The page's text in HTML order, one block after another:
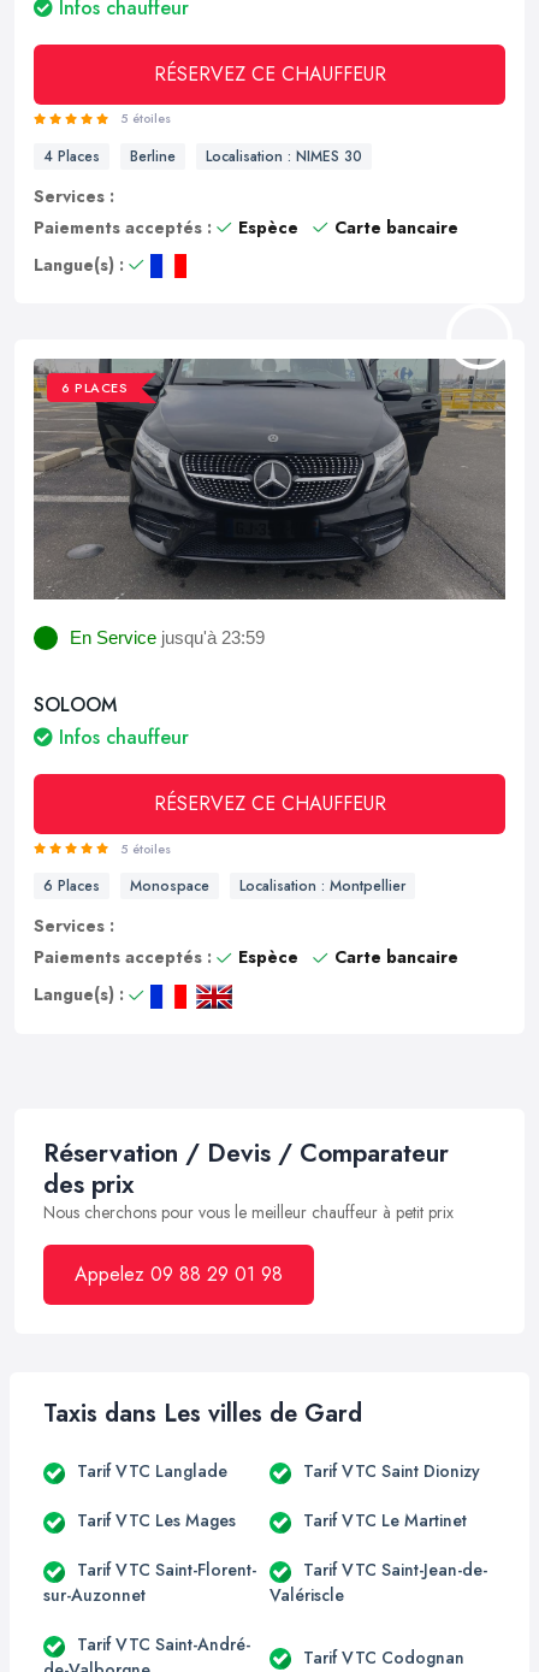
Infos chauffeur
RÉSERVEZ CE CHAUFFEUR
5 étoiles
4 Places Berline Localisation : NIMES 30
Services :
Paiements acceptés :
Espèce
Carte bancaire
Langue(s) :
6 PLACES
En Service jusqu'à 23:59
SOLOOM
Infos chauffeur
RÉSERVEZ CE CHAUFFEUR
5 étoiles
6 Places Monospace Localisation : Montpellier
Services :
Paiements acceptés :
Espèce
Carte bancaire
Langue(s) :
Réservation / Devis / Comparateur
des prix
Nous cherchons pour vous le meilleur chauffeur à petit prix
Appelez 09 88 29 01 98
Taxis dans Les villes de Gard
Tarif VTC Langlade Tarif VTC Saint Dionizy
Tarif VTC Les Mages Tarif VTC Le Martinet
Tarif VTC Saint-Florent-
sur-Auzonnet
Tarif VTC Saint-Jean-de-
Valériscle
Tarif VTC Saint-André-
Tarif VTC Codognan